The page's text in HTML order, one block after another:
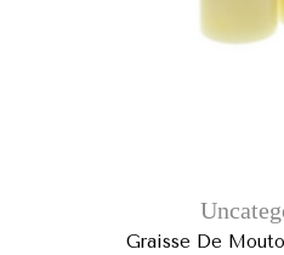
Graisse De